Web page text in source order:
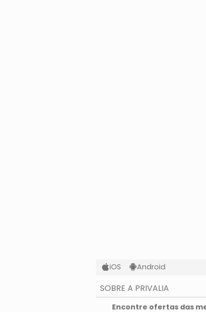
iOS Android
SOBRE A PRIVALIA
O que é a Privalia?
Encontre ofertas das